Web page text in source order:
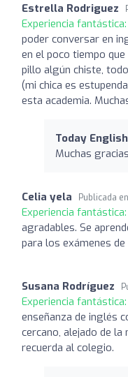
Estrella Rodriguez
Experiencia fantástica:
poder conversar en
en el poco tiempo
pillo algún chiste,
(mi chica es
esta academia.
Today
Muchas
Celia yela Publicada en
Experiencia fantástica:
agradables. Se
para los exámenes de
Susana Rodríguez
Experiencia fantástica:
enseñanza de inglés
cercano, alejado de
recuerda al colegio.